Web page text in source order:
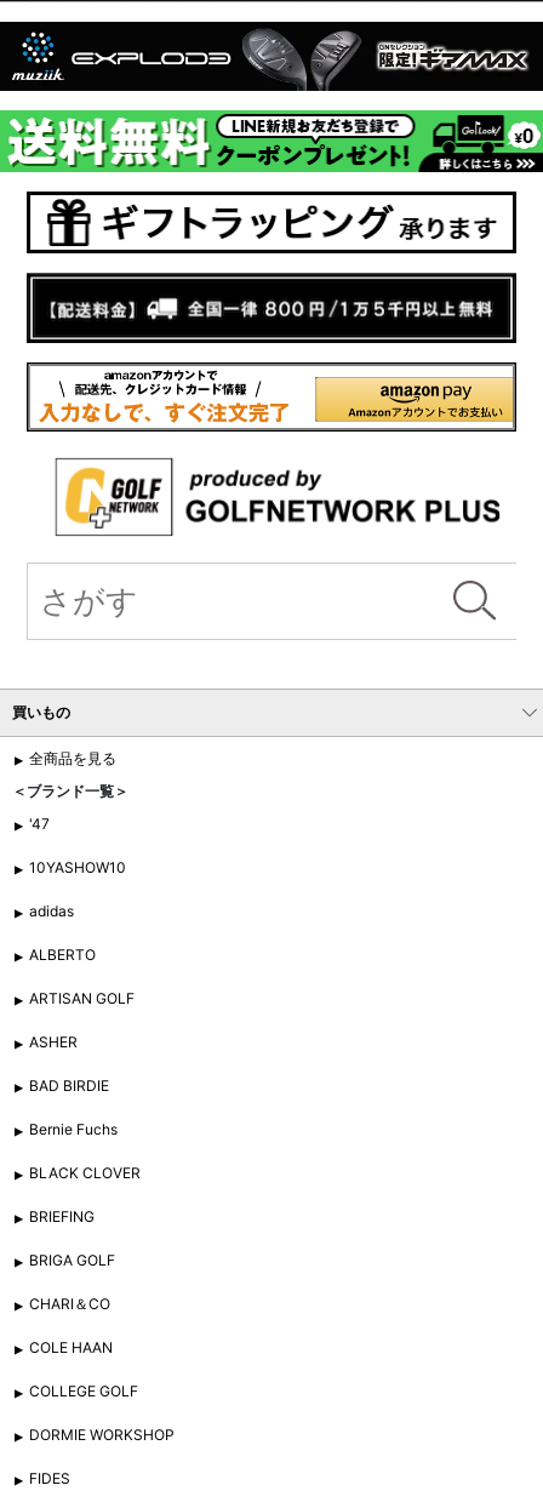
買いもの
全商品を見る
＜ブランド一覧＞
'47
10YASHOW10
adidas
ALBERTO
ARTISAN GOLF
ASHER
BAD BIRDIE
Bernie Fuchs
BLACK CLOVER
BRIEFING
BRIGA GOLF
CHARI＆CO
COLE HAAN
COLLEGE GOLF
DORMIE WORKSHOP
FIDES